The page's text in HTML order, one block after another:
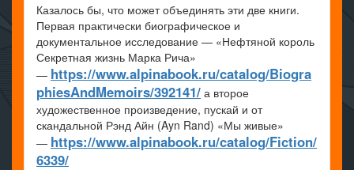
Казалось бы, что может объединять эти две книги.
Первая практически биографическое и
документальное исследование — «Нефтяной король
Секретная жизнь Марка Рича»
— https://www.alpinabook.ru/catalog/Biogra
phiesAndMemoirs/392141/ а второе
художественное произведение, пускай и от
скандальной Рэнд Айн (Ayn Rand) «Мы живые»
— https://www.alpinabook.ru/catalog/Fiction/
6339/